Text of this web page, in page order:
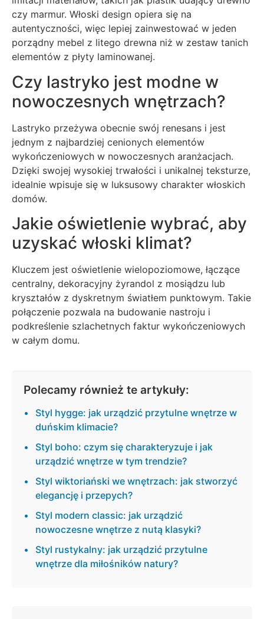
czy marmur. Włoski design opiera się na
autentyczności, więc lepiej zainwestować w jeden
porządny mebel z litego drewna niż w zestaw tanich
elementów z płyty laminowanej.
Czy lastryko jest modne w
nowoczesnych wnętrzach?
Lastryko przeżywa obecnie swój renesans i jest
jednym z najbardziej cenionych elementów
wykończeniowych w nowoczesnych aranżacjach.
Dzięki swojej wysokiej trwałości i unikalnej teksturze,
idealnie wpisuje się w luksusowy charakter włoskich
domów.
Jakie oświetlenie wybrać, aby
uzyskać włoski klimat?
Kluczem jest oświetlenie wielopoziomowe, łączące
centralny, dekoracyjny żyrandol z mosiądzu lub
kryształów z dyskretnym światłem punktowym. Takie
połączenie pozwala na budowanie nastroju i
podkreślenie szlachetnych faktur wykończeniowych
w całym domu.
Polecamy również te artykuły:
Styl hygge: jak urządzić przytulne wnętrze w
duńskim klimacie?
Styl boho: czym się charakteryzuje i jak
urządzić wnętrze w tym trendzie?
Styl wiktoriański we wnętrzach: jak stworzyć
elegancję i przepych?
Styl modern classic: jak urządzić
nowoczesne wnętrze z nutą klasyki?
Styl rustykalny: jak urządzić przytulne
wnętrze dla miłośników natury?